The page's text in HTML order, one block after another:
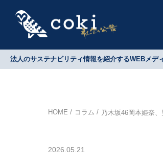
法人のサステナビリティ情報を紹介するWEBメデ
HOME コラム 乃木坂46岡本姫奈
2026.05.21